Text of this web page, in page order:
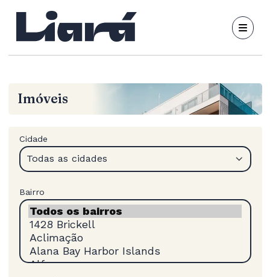
Imóveis
Cidade
Todas as cidades
Bairro